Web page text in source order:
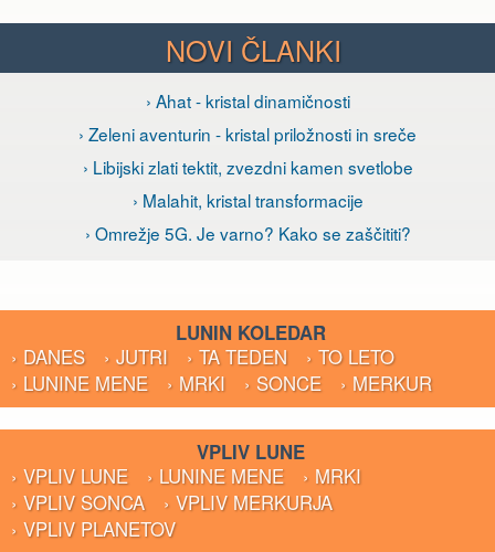
NOVI ČLANKI
› Ahat - kristal dinamičnosti
› Zeleni aventurin - kristal priložnosti in sreče
› Libijski zlati tektit, zvezdni kamen svetlobe
› Malahit, kristal transformacije
› Omrežje 5G. Je varno? Kako se zaščititi?
LUNIN KOLEDAR
› DANES
› JUTRI › TA TEDEN
› TO LETO
› LUNINE MENE
› MRKI › SONCE › MERKUR
VPLIV LUNE
› VPLIV LUNE
› LUNINE MENE
› MRKI
› VPLIV SONCA
› VPLIV MERKURJA
› VPLIV PLANETOV